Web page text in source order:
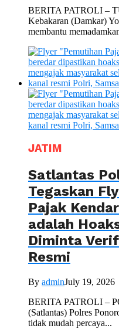
BERITA PATROLI –
Kebakaran (Damkar)
membantu
JATIM
Satlantas
Tegaskan
Pajak
adalah
Diminta
Resmi
By adminJuly 19, 2026
BERITA PATROLI –
(Satlantas) Polres
tidak mudah percaya...